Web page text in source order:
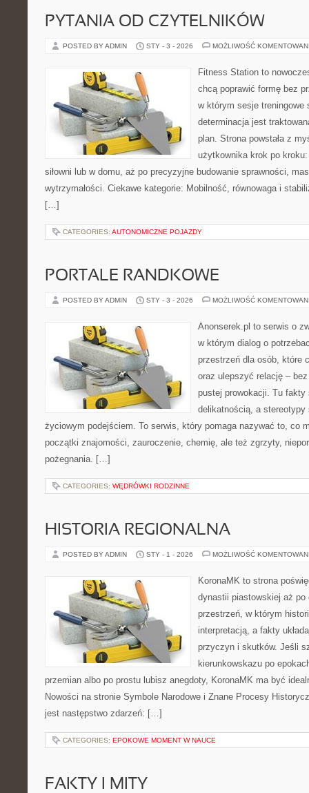
PYTANIA OD CZYTELNIKÓW
POSTED BY ADMIN STY - 3 - 2026 MOŻLIWOŚĆ
Fitness Station to
chcą poprawić formę bez
w którym sesje
determinacja jest
plan. Strona powstała z
użytkownika krok po
siłowni lub w domu, aż po precyzyjne budowanie sprawności,
wytrzymałości. Ciekawe kategorie: Mobilność, równowaga i
[…]
CATEGORIES: AUTONOMICZNE POJAZDY
PORTALE RANDKOWE
POSTED BY ADMIN STY - 3 - 2026 MOŻLIWOŚĆ
Anonserek.pl to serwis o
w którym dialog o
przestrzeń dla osób, które
oraz ulepszyć relację –
pustej prowokacji. Tu
delikatnością, a
życiowym podejściem. To serwis, który pomaga nazywać to, co
początki znajomości, zauroczenie, chemię, ale też zgrzyty,
pożegnania. […]
CATEGORIES: WĘDRÓWKI RODZINNE
HISTORIA REGIONALNA
POSTED BY ADMIN STY - 1 - 2026 MOŻLIWOŚĆ
KoronaMK to strona
dynastii piastowskiej aż
przestrzeń, w którym
interpretacją, a fakty
przyczyn i skutków. Jeśli
kierunkowskazu po
przemian albo po prostu lubisz anegdoty, KoronaMK ma być
Nowości na stronie Symbole Narodowe i Znane Procesy
jest następstwo zdarzeń: […]
CATEGORIES: EPOKOWE MOMENT W NAUCE
FAKTY I MITY